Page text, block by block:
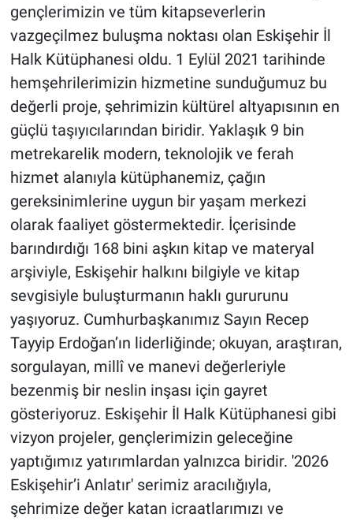
gençlerimizin ve tüm kitapseverlerin
vazgeçilmez buluşma noktası olan Eskişehir İl
Halk Kütüphanesi oldu. 1 Eylül 2021 tarihinde
hemşehrilerimizin hizmetine sunduğumuz bu
değerli proje, şehrimizin kültürel altyapısının en
güçlü taşıyıcılarından biridir. Yaklaşık 9 bin
metrekarelik modern, teknolojik ve ferah
hizmet alanıyla kütüphanemiz, çağın
gereksinimlerine uygun bir yaşam merkezi
olarak faaliyet göstermektedir. İçerisinde
barındırdığı 168 bini aşkın kitap ve materyal
arşiviyle, Eskişehir halkını bilgiyle ve kitap
sevgisiyle buluşturmanın haklı gururunu
yaşıyoruz. Cumhurbaşkanımız Sayın Recep
Tayyip Erdoğan’ın liderliğinde; okuyan, araştıran,
sorgulayan, millî ve manevi değerleriyle
bezenmiş bir neslin inşası için gayret
gösteriyoruz. Eskişehir İl Halk Kütüphanesi gibi
vizyon projeler, gençlerimizin geleceğine
yaptığımız yatırımlardan yalnızca biridir. '2026
Eskişehir’i Anlatır' serimiz aracılığıyla,
şehrimize değer katan icraatlarımızı ve